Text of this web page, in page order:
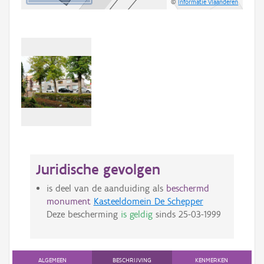
©Informatie Vlaanderen
Juridische gevolgen
is deel van de aanduiding als beschermd
monument Kasteeldomein De Schepper
Deze bescherming is geldigsinds 25-03-1999
ALGEMEEN BESCHRIJVING KENMERKEN